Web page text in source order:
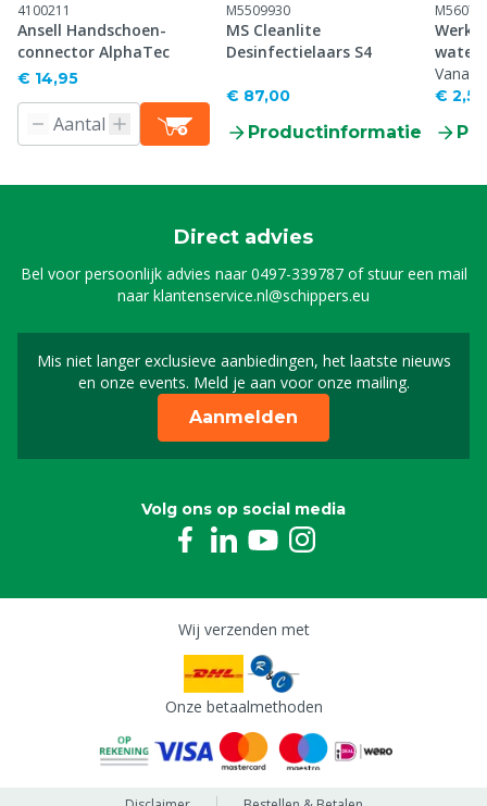
4100211
Ansell Handschoen-
connector AlphaTec
€ 14,95
M5509930
MS Cleanlite
Desinfectielaars S4
€ 87,00
Productinformatie
Vanaf
€ 2,57
Direct advies
Bel voor persoonlijk advies naar0497-339787of stuur een mail
naarklantenservice.nl@schippers.eu
Mis niet langer exclusieve aanbiedingen, het laatste nieuws
en onze events. Meld je aan voor onze mailing.
Schrijf je in voor onze
Aanmelden
Volg ons op social media
Wij verzenden met
Onze betaalmethoden